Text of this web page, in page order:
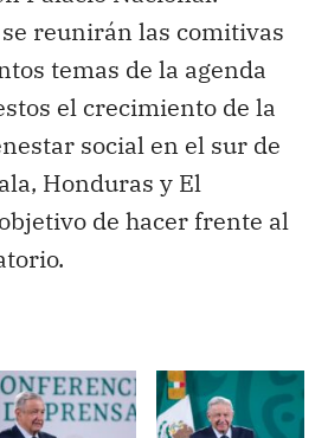
reunirán las comitivas
temas de la agenda
el crecimiento de la
social en el sur de
Honduras y El
de hacer frente al